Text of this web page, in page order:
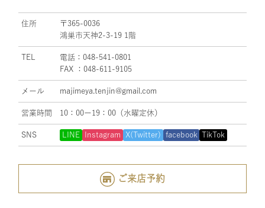
住所
〒365-0036
鴻巣市天神2-3-19 1階
TEL
電話：048-541-0801
FAX ：048-611-9105
メール majimeya.tenjin@gmail.com
営業時間 10：00ー19：00（水曜定休）
SNS LINE Instagram X(Twitter) facebook TikTok
ご来店予約